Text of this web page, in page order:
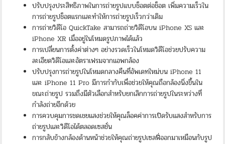
ปรับปรุงประสิทธิภาพในการถ่ายรูปแบบช็อตต่อช็อต เพิ่มความเร็วใน
การถ่ายรูปช็อตแรกและทำให้การถ่ายรูปเร็วกว่าเดิม
การถ่ายวิดีโอ QuickTake สามารถถ่ายวิดีโอบน iPhone XS และ
iPhone XR เมื่ออยู่ในโหมดรูปภาพได้แล้ว
การเปลี่ยนการตั้งค่าต่างๆ อย่างรวดเร็วในโหมดวิดีโอช่วยปรับความ
ละเอียดวิดีโอและอัตราเฟรมจากแอพกล้อง
ปรับปรุงการถ่ายรูปในโหมดกลางคืนที่อัพเดทใหม่บน iPhone 11
และ iPhone 11 Pro มีการกำกับเพื่อช่วยให้คุณถือกล้องนิ่งขึ้นใน
ขณะถ่ายรูป รวมถึงมีตัวเลือกสำหรับยกเลิกการถ่ายรูปในระหว่างที่
กำลังถ่ายอีกด้วย
การควบคุมการชดเชยแสงช่วยให้คุณล็อคค่าการเปิดรับแสงสำหรับการ
ถ่ายรูปและวิดีโอได้ตลอดเซสชั่น
การกลับข้างกล้องด้านหน้าช่วยให้คุณถ่ายรูปเซลฟี่ออกมาเหมือนกับรูป